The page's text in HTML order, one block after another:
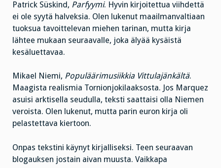
Patrick Süskind, Parfyymi. Hyvin kirjoitettua viihdettä
ei ole syytä halveksia. Olen lukenut maailmanvaltiaan
tuoksua tavoittelevan miehen tarinan, mutta kirja
lähtee mukaan seuraavalle, joka älyää kysäistä
kesäluettavaa.
Mikael Niemi, Populäärimusiikkia Vittulajänkältä.
Maagista realismia Tornionjokilaaksosta. Jos Marquez
asuisi arktisella seudulla, teksti saattaisi olla Niemen
veroista. Olen lukenut, mutta parin euron kirja oli
pelastettava kiertoon.
Onpas tekstini käynyt kirjalliseksi. Teen seuraavan
blogauksen jostain aivan muusta. Vaikkapa